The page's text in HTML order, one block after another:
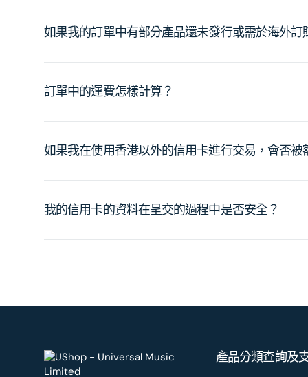
如果我的訂單中有部分產品還未發行或需於海外訂
訂單中的運費怎樣計算？
如果我在使用香港以外的信用卡進行交易，會否被
我的信用卡的資料在呈交的過程中是否安全？
產品分類查詢及